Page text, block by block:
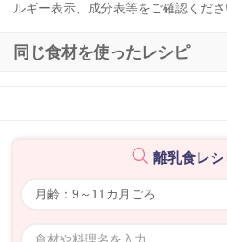
ルギー表示、成分表等をご確認くださ
同じ食材を使ったレシピ
離乳食レ